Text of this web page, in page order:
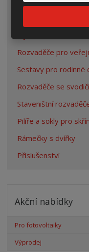
Rozvaděče pro
Sestavy pro rodinné
Rozvaděče se
Staveništní
Pilíře a sokly pro
Rámečky s dvířky
Příslušenství
Akční nabídky
Pro fotovoltaiky
Výprodej